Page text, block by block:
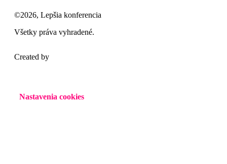
©2026, Lepšia konferencia
Všetky práva vyhradené.
Created by